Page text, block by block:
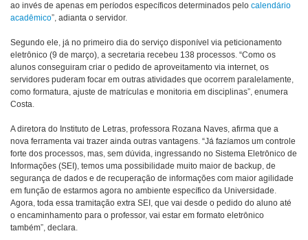
ao invés de apenas em períodos específicos determinados pelo calendário
acadêmico”, adianta o servidor.
Segundo ele, já no primeiro dia do serviço disponível via peticionamento
eletrônico (9 de março), a secretaria recebeu 138 processos. “Como os
alunos conseguiram criar o pedido de aproveitamento via internet, os
servidores puderam focar em outras atividades que ocorrem paralelamente,
como formatura, ajuste de matrículas e monitoria em disciplinas”, enumera
Costa.
A diretora do Instituto de Letras, professora Rozana Naves, afirma que a
nova ferramenta vai trazer ainda outras vantagens. “Já fazíamos um controle
forte dos processos, mas, sem dúvida, ingressando no Sistema Eletrônico de
Informações (SEI), temos uma possibilidade muito maior de backup, de
segurança de dados e de recuperação de informações com maior agilidade
em função de estarmos agora no ambiente específico da Universidade.
Agora, toda essa tramitação extra SEI, que vai desde o pedido do aluno até
o encaminhamento para o professor, vai estar em formato eletrônico
também”, declara.